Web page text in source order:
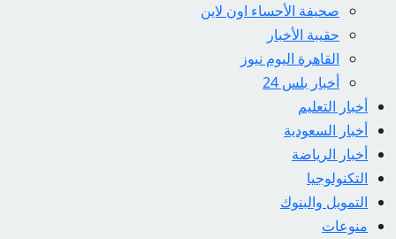
صحيفة الأحساء اون لاين
حقيبة الأخبار
القاهرة اليوم نيوز
أخبار بلس 24
أخبار التعليم
أخبار السعودية
أخبار الرياضة
التكنولوجيا
التمويل والبنوك
منوعات